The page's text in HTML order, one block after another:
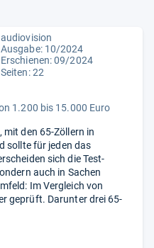
audiovision
Ausgabe: 10/2024
Erschienen: 09/2024
Seiten: 22
1.200 bis 15.000 Euro
mit den 65-Zöllern in
sollte für jeden das
sich die Test-
auch in Sachen
Im Vergleich von
geprüft. Darunter drei 65-